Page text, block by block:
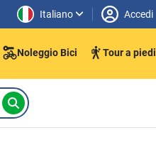
Italiano Accedi
Noleggio Bici Tour a piedi